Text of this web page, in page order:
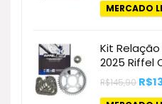
MERCADO
Kit Relação
2025 Riffel
R$145,90 O
R$